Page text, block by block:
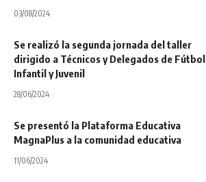
03/08/2024
Se realizó la segunda jornada del taller
dirigido a Técnicos y Delegados de Fútbol
Infantil y Juvenil
28/06/2024
Se presentó la Plataforma Educativa
MagnaPlus a la comunidad educativa
11/06/2024